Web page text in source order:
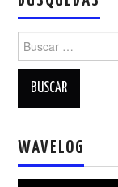
WAVELOG